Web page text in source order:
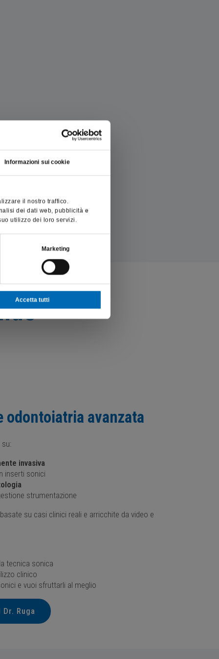
Informazioni sui cookie
il nostro traffico.
dei dati web, pubblicità e
utilizzo dei loro servizi.
Marketing
Accetta tutti
odontoiatria avanzata
invasiva
inserti sonici
strumentazione
su casi clinici reali e arricchite da video e
tecnica sonica
clinico
e vuoi sfruttarli al meglio
Ruga